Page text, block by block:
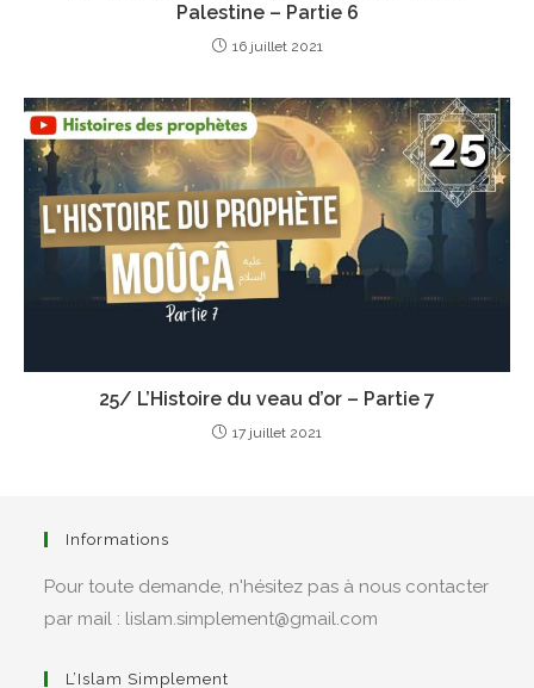
Palestine – Partie 6
16 juillet 2021
25/ L’Histoire du veau d’or – Partie 7
17 juillet 2021
Informations
Pour toute demande, n'hésitez pas à nous contacter
par mail : lislam.simplement@gmail.com
L’Islam Simplement